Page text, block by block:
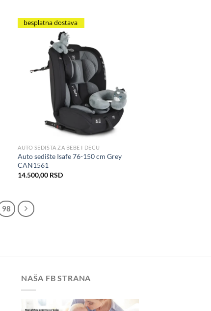
besplatna dostava
Add to Wishlist
AUTO SEDIŠTA ZA BEBE I DECU
Auto sedište Isafe 76-150 cm Grey
CAN1561
14.500,00 RSD
98
NAŠA FB STRANA